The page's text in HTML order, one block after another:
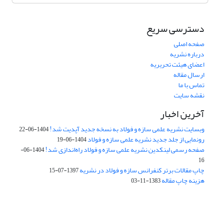
دسترسی سریع
صفحه اصلی
درباره نشریه
اعضای هیئت تحریریه
ارسال مقاله
تماس با ما
نقشه سایت
آخرین اخبار
وبسایت نشریه علمی سازه و فولاد به نسخه جدید آپدیت شد!1404-06-22
رونمایی از جلد جدید نشریه علمی سازه و فولاد1404-06-19
صفحه رسمی لینکدین نشریه علمی سازه و فولاد راه‌اندازی شد!
1404-06-
16
چاپ مقالات برتر کنفرانس سازه و فولاد در نشریه1397-07-15
هزینه چاپ مقاله1383-11-03